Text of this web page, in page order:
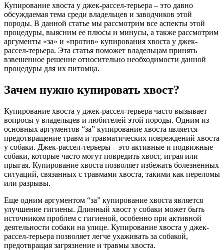
Купирование хвоста у джек-рассел-терьера – это давно
обсуждаемая тема среди владельцев и заводчиков этой
породы. В данной статье мы рассмотрим все аспекты этой
процедуры, выясним ее плюсы и минусы, а также рассмотрим
аргументы «за» и «против» купирования хвоста у джек-
рассел-терьера. Эта статья поможет владельцам принять
взвешенное решение относительно необходимости данной
процедуры для их питомца.
Зачем нужно купировать хвост?
Купирование хвоста у джек-рассел-терьера часто вызывает
вопросы у владельцев и любителей этой породы. Одним из
основных аргументов “за” купирование хвоста является
предотвращение травм и травматических повреждений хвоста
у собаки. Джек-рассел-терьеры – это активные и подвижные
собаки, которые часто могут повредить хвост, играя или
прыгая. Купирование хвоста позволяет избежать болезненных
ситуаций, связанных с травмами хвоста, такими как переломы
или разрывы.
Еще одним аргументом “за” купирование хвоста является
улучшение гигиены. Длинный хвост у собаки может быть
источником проблем с гигиеной, особенно при активной
деятельности собаки на улице. Купирование хвоста у джек-
рассел-терьера позволяет легче ухаживать за собакой,
предотвращая загрязнение и травмы хвоста.